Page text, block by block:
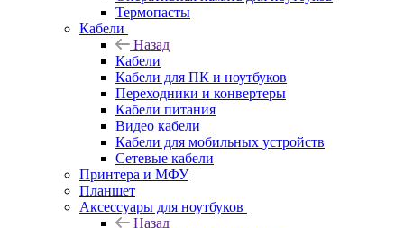
Термопасты
Кабели
Назад
Кабели
Кабели для ПК и ноутбуков
Переходники и конвертеры
Кабели питания
Видео кабели
Кабели для мобильных устройств
Сетевые кабели
Принтера и МФУ
Планшет
Аксессуары для ноутбуков
Назад